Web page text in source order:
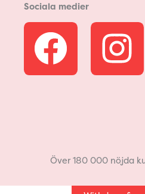
Sociala medier
F
a
b
I
n
a
Över 180 000 nöjda